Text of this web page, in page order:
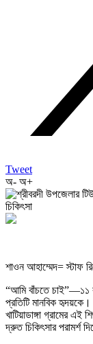
Tweet
অ- অ+
শাওন আহাম্মেদ= স্টাফ
“আমি বাঁচতে চাই”—১১
প্রতিটি মানবিক
খাটিয়াডাঙ্গা গ্রামের
দ্রুত চিকিৎসার পরামর্শ